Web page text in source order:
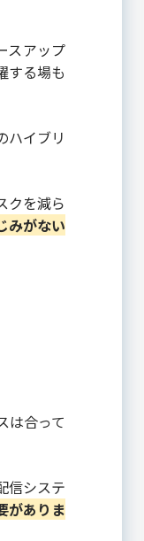
スアップ
する場も
ハイブリ
クを減ら
みがない
は合って
信システ
がありま